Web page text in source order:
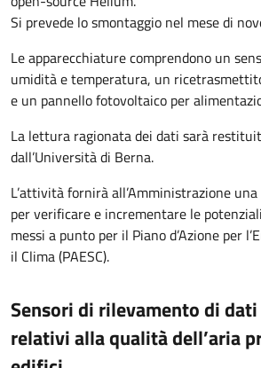
Si prevede lo smontaggio nel mese di
Le apparecchiature comprendono un
umidità e temperatura, un
e un pannello fotovoltaico per
La lettura ragionata dei dati sarà
dall’Università di Berna.
L’attività fornirà all’Amministrazione
per verificare e incrementare le
messi a punto per il Piano d’Azione per
il Clima (PAESC).
Sensori di rilevamento di
relativi alla qualità dell’aria